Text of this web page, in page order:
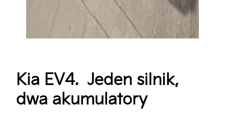
Kia EV4. Jeden silnik,
dwa akumulatory